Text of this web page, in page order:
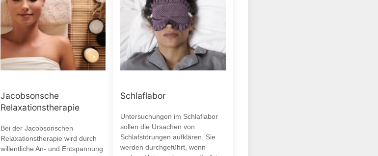
Jacobsonsche
Relaxationstherapie
Bei der Jacobsonschen
Relaxationstherapie wird durch
willentliche An- und Entspannung
Schlaflabor
Untersuchungen im Schlaflabor
sollen die Ursachen von
Schlafstörungen aufklären. Sie
werden durchgeführt, wenn